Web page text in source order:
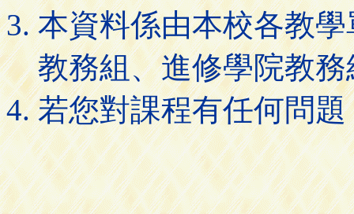
本資料係由本校各教
教務組、進修學院教
若您對課程有任何問